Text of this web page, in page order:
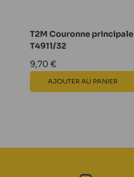
T2M Couronne principale
T4911/32
Prix
réduit
9,70 €
AJOUTER AU PANIER